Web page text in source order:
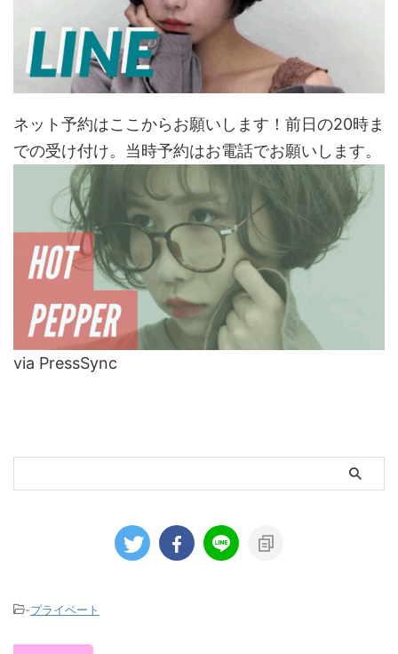
ネット予約はここからお願いします！前日の20時ま
での受け付け。当時予約はお電話でお願いします。
via PressSync
-プライベート